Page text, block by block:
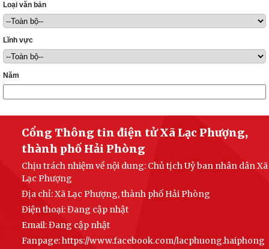
Loại văn bản
Lĩnh vực
Năm
Cổng Thông tin điện tử Xã Lạc Phượng,
thành phố Hải Phòng
Chịu trách nhiệm về nội dung: Chủ tịch Uỷ ban nhân dân Xã
Lạc Phượng
Địa chỉ: Xã Lạc Phượng, thành phố Hải Phòng
Điện thoại: Đang cập nhật
Email:Đang cập nhật
Fanpage: https://www.facebook.com/lacphuong.haiphong